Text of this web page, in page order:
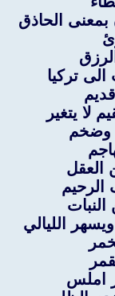
الحاذق
تركيا
لا يتغير
وضخم
العقل
الليالي
املس